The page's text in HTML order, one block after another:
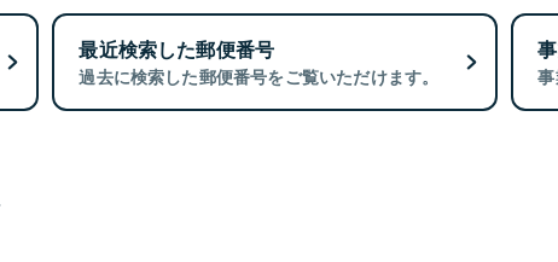
最近検索した郵便番号
過去に検索した郵便番号をご覧いただけます。